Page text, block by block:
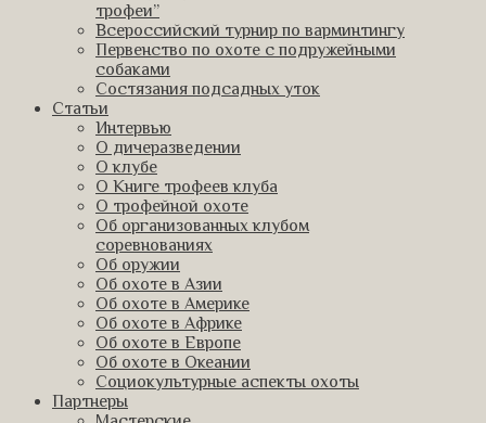
трофеи”
Всероссийский турнир по варминтингу
Первенство по охоте с подружейными
собаками
Состязания подсадных уток
Статьи
Интервью
О дичеразведении
О клубе
О Книге трофеев клуба
О трофейной охоте
Об организованных клубом
соревнованиях
Об оружии
Об охоте в Азии
Об охоте в Америке
Об охоте в Африке
Об охоте в Европе
Об охоте в Океании
Социокультурные аспекты охоты
Партнеры